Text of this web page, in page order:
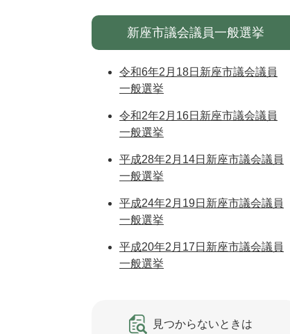
新座市議会議員一般選挙
令和6年2月18日新座市議会議員
一般選挙
令和2年2月16日新座市議会議員
一般選挙
平成28年2月14日新座市議会議員
一般選挙
平成24年2月19日新座市議会議員
一般選挙
平成20年2月17日新座市議会議員
一般選挙
見つからないときは